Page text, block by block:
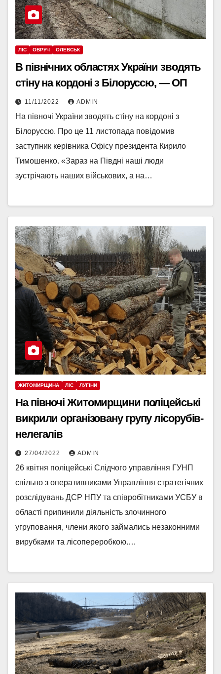
ЛІС ОВРУЧ ОЛЕВСЬК
В північних областях України зводять
стіну на кордоні з Білоруссю, — ОП
11/11/2022 ADMIN
На півночі України зводять стіну на кордоні з
Білоруссю. Про це 11 листопада повідомив
заступник керівника Офісу президента Кирило
Тимошенко. «Зараз на Півдні наші люди
зустрічають наших військових, а на…
ЖИТОМИРЩИНА ЛІС ЛУГІНИ
На півночі Житомирщини поліцейські
викрили організовану групу лісорубів-
нелегалів
27/04/2022 ADMIN
26 квітня поліцейські Слідчого управління ГУНП
спільно з оперативниками Управління стратегічних
розслідувань ДСР НПУ та співробітниками УСБУ в
області припинили діяльність злочинного
угруповання, члени якого займались незаконними
вирубками та лісопереробкою.…